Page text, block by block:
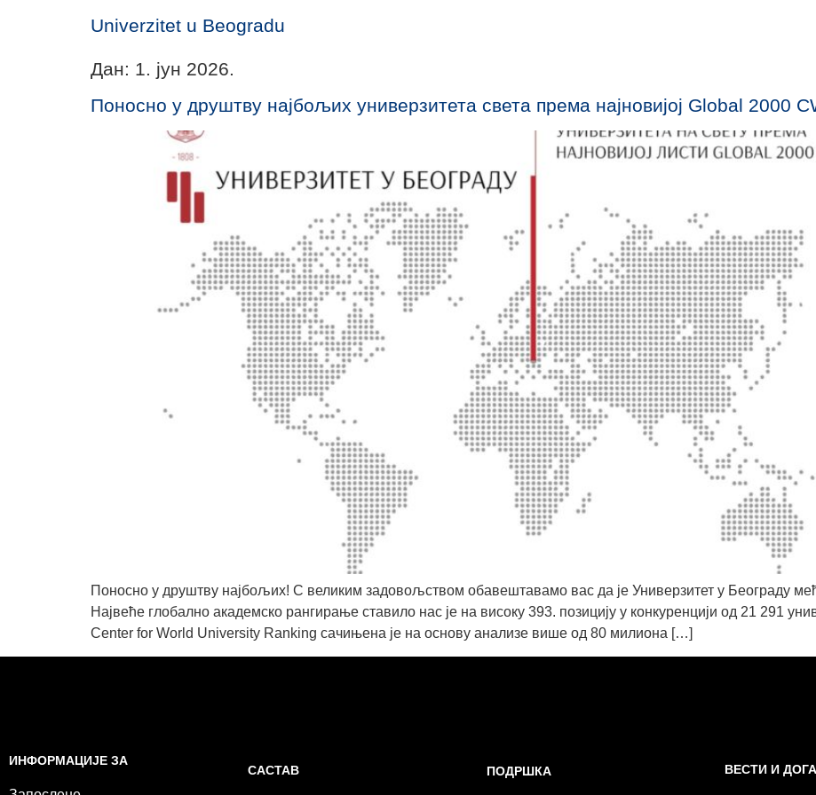
Univerzitet u Beogradu
Дан: 1. јун 2026.
Поносно у друштву најбољих универзитета света према најновијој Global 2000
Поносно у друштву најбољих! С великим задовољством обавештавамо вас да је Универзитет у Београду
Највеће глобално академско рангирање ставило нас је на високу 393. позицију у конкуренцији од 21 291
Center for World University Ranking сачињена је на основу анализе више од 80 милиона […]
ИНФОРМАЦИЈЕ ЗА
САСТАВ ПОДРШКА ВЕСТИ И